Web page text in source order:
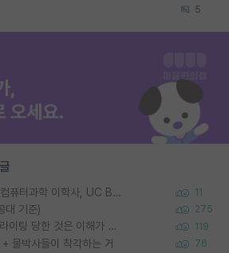
5
Korea University 수학, 컴퓨터과학 이학사, UC Berkeley 산업공학 대학원 공학박사가 되는 것은 쉽지 않겠죠? 11
대 기준) 275
대학원생들 교수에게 가스라이팅 당한 것은 이해가 갑니다. 안타깝네요. 119
물박사들이 착각하는 거 76